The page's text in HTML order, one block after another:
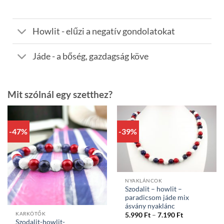
Howlit - elűzi a negatív gondolatokat
Jáde - a bőség, gazdagság köve
Mit szólnál egy szetthez?
-47%
KARKÖTŐK
Szodalit-howlit-
-39%
NYAKLÁNCOK
Szodalit – howlit –
paradicsom jáde mix
ásvány nyaklánc
5.990 Ft – 7.190 Ft